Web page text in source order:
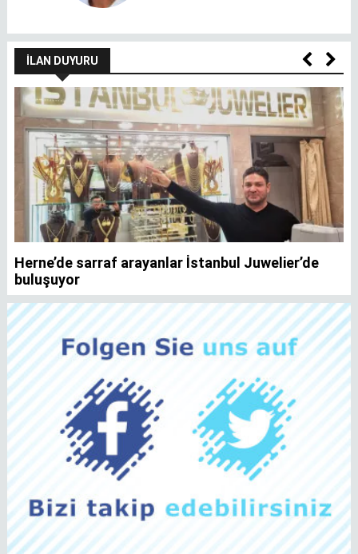
İLAN DUYURU
Herne’de sarraf arayanlar İstanbul Juwelier’de
buluşuyor